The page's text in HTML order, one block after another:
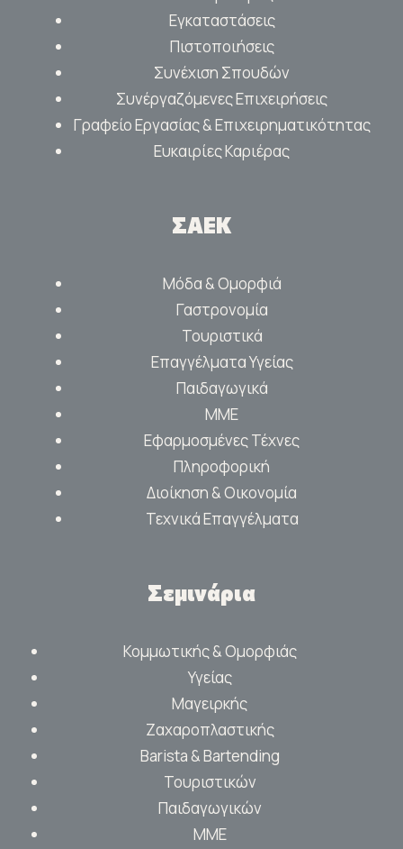
Εγκαταστάσεις
Πιστοποιήσεις
Συνέχιση Σπουδών
Συνέργαζόμενες Επιχειρήσεις
Γραφείο Εργασίας & Επιχειρηματικότητας
Ευκαιρίες Καριέρας
ΣΑΕΚ
Μόδα & Ομορφιά
Γαστρονομία
Τουριστικά
Επαγγέλματα Υγείας
Παιδαγωγικά
ΜΜΕ
Εφαρμοσμένες Τέχνες
Πληροφορική
Διοίκηση & Οικονομία
Τεχνικά Επαγγέλματα
Σεμινάρια
Κομμωτικής & Ομορφιάς
Υγείας
Μαγειρκής
Ζαχαροπλαστικής
Barista & Bartending
Τουριστικών
Παιδαγωγικών
ΜΜΕ